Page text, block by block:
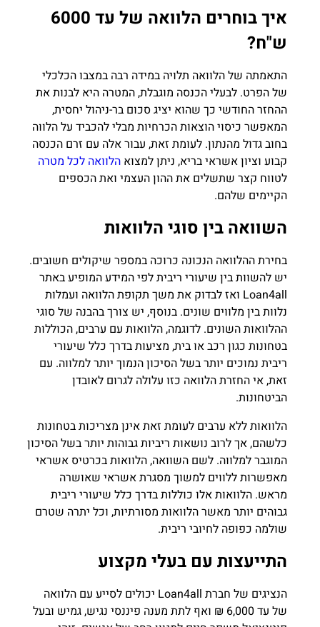
איך בוחרים הלוואה של עד 6000
ש"ח?
התאמתה של הלוואה תלויה במידה רבה במצבו הכלכלי
של הפרט. לבעלי הכנסה מוגבלת, המטרה היא לבנות את
ההחזר החודשי כך שהוא יציג סכום בר-ניהול יחסית,
המאפשר כיסוי הוצאות הכרחיות מבלי להכביד על הלווה
בחוב גדול מהנתון. לעומת זאת, עבור אלה עם זרם הכנסה
קבוע וציון אשראי בריא, ניתן למצוא הלוואה לכל מטרה
לטווח קצר שתשלים את ההון העצמי ואת הכספים
הקיימים שלהם.
השוואה בין סוגי הלוואות
בחירת ההלוואה הנכונה כרוכה במספר שיקולים חשובים.
יש להשוות בין שיעורי ריבית לפי המידע המופיע באתר
Loan4all ואז לבדוק את משך תקופת הלוואה ועמלות
נלוות בין מלווים שונים. בנוסף, יש צורך בהבנה של סוגי
ההלוואות השונים. לדוגמה, הלוואות עם ערבים, הכוללות
בטחונות כגון רכב או בית, מציעות בדרך כלל שיעורי
ריבית נמוכים יותר בשל הסיכון הנמוך יותר למלווה. עם
זאת, אי החזרת הלוואה כזו עלולה לגרום לאובדן
הביטחונות.
הלוואות ללא ערבים לעומת זאת אינן מצריכות בטחונות
כלשהם, אך לרוב נושאות ריביות גבוהות יותר בשל הסיכון
המוגבר למלווה. לשם השוואה, הלוואות בכרטיס אשראי
מאפשרות ללווים למשוך מסגרת אשראי שאושרה
מראש. הלוואות אלו כוללות בדרך כלל שיעורי ריבית
גבוהים יותר מאשר הלוואות מסורתיות, וכל יתרה שטרם
שולמה כפופה לחיובי ריבית.
התייעצות עם בעלי מקצוע
הנציגים של חברת Loan4all יכולים לסייע עם הלוואה
של עד 6,000 ₪ ואף לתת מענה פיננסי נגיש, גמיש ובעל